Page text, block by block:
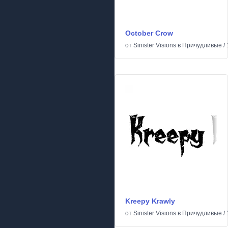
October Crow
от Sinister Visions в Причудливые /
Kreepy Krawly
от Sinister Visions в Причудливые /